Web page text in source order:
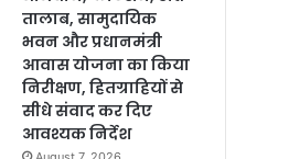
तालाब, सामुदायिक
भवन और प्रधानमंत्री
आवास योजना का किया
निरीक्षण, हितग्राहियों से
सीधे संवाद कर दिए
आवश्यक निर्देश